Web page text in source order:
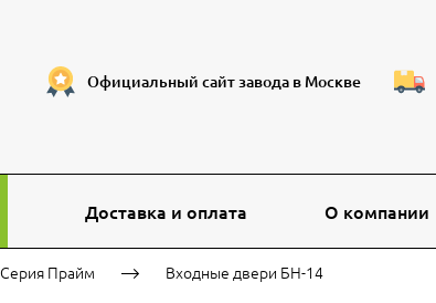
Официальный сайт завода в Москве
Доставка и оплата О компании
Серия Прайм Входные двери БН-14